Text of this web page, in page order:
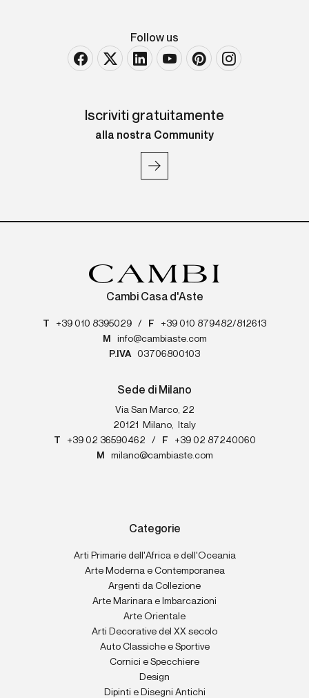
Follow us
Iscriviti gratuitamente
alla nostra Community
Cambi Casa d'Aste
T +39 010 8395029 / F
+39 010 879482/812613
M
info@cambiaste.com
P.IVA
03706800103
Sede di Milano
Via San Marco, 22
20121
Milano,
Italy
T
+39 02 36590462 / F
+39 02 87240060
M
milano@cambiaste.com
Categorie
Arti Primarie dell'Africa e dell'Oceania
Arte Moderna e Contemporanea
Argenti da Collezione
Arte Marinara e Imbarcazioni
Arte Orientale
Arti Decorative del XX secolo
Auto Classiche e Sportive
Cornici e Specchiere
Design
Dipinti e Disegni Antichi